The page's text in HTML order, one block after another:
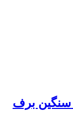
سنگین برف